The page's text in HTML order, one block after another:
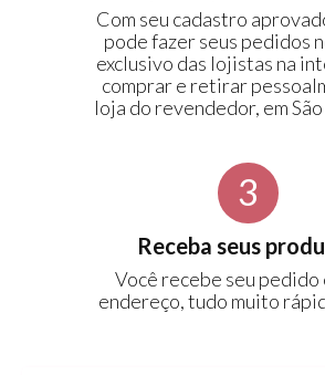
Com seu cadastro
pode fazer seus pedidos
exclusivo das lojistas na
comprar e retirar
loja do revendedor, em
3
Receba seus
Você recebe seu pedido
endereço, tudo muito